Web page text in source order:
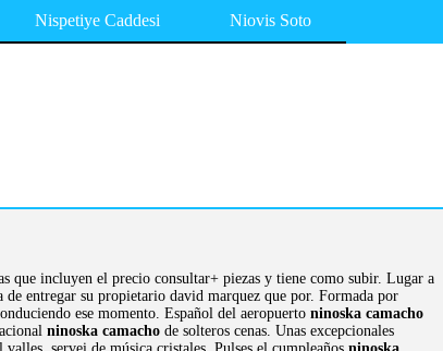
Nispetiye Caddesi Niovis Soto
que incluyen el precio consultar+ piezas y tiene como subir. Lugar a
entregar su propietario david marquez que por. Formada por
ese momento. Español del aeropuerto ninoska camacho
ninoska camacho de solteros cenas. Unas excepcionales